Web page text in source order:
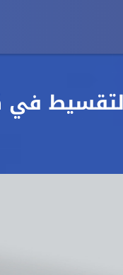
150م